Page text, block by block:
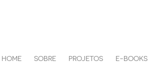
HOME SOBRE PROJETOS E-BOOKS